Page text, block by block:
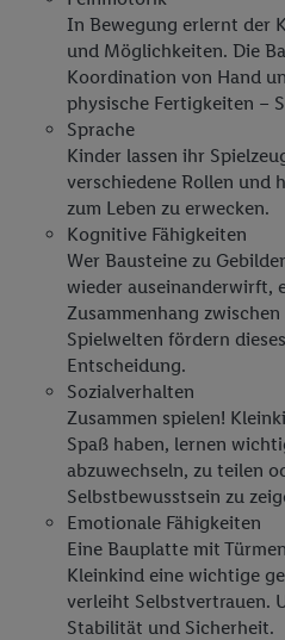
In Bewegung erlernt der
und Möglichkeiten. Die
Koordination von Hand
physische Fertigkeiten –
Sprache
Kinder lassen ihr
verschiedene Rollen und
zum Leben zu erwecken.
Kognitive Fähigkeiten
Wer Bausteine zu
wieder auseinanderwirft,
Zusammenhang
Spielwelten fördern
Entscheidung.
Sozialverhalten
Zusammen spielen!
Spaß haben, lernen
abzuwechseln, zu teilen
Selbstbewusstsein zu
Emotionale Fähigkeiten
Eine Bauplatte mit
Kleinkind eine wichtige
verleiht Selbstvertrauen.
Stabilität und Sicherheit.
Teilnehmer des Lidl Plus-
Zwecke auch Daten aus Ihrem
Zudem werden einem der o.g.
Kaufverhalten in den Lidl-
damit dieser als
Werbekampagnen seiner
Die Erstellung personalisierter
Generierung von auch mit Daten
angereicherten Profilen. Dies
von Daten (z.B. über Ihre
Kaufverhalten in den Lidl-
Kundenkonto - z.B. Alter oder
Standortdaten) auch über
Dienste hinweg einschließlich
dem Zugriff auf Informationen
Erstellung von Zielgruppen
Zusammenhang mit dem
Verarbeitungen auch zur
Werbung, zur
Angeboten sowie zur
dieser Werbeausspielungen.
Sofern Sie hier Ihre Zustimmung